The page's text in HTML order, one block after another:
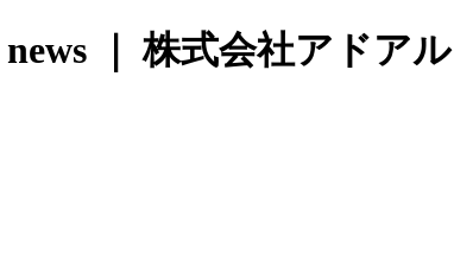
｜ 株式会社アドア